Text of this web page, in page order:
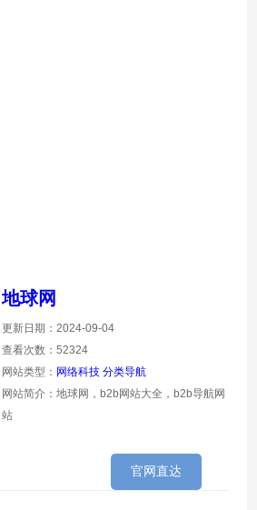
地球网
更新日期：2024-09-04
查看次数：52324
网站类型： 网络科技 分类导航
网站简介：地球网，b2b网站大全，b2b导航网
站
官网直达